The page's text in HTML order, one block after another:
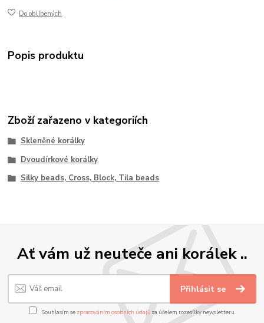
Do oblíbených
Popis produktu
Zboží zařazeno v kategoriích
Skleněné korálky
Dvoudírkové korálky
Silky beads, Cross, Block, Tila beads
Ať vám už neuteče ani korálek ..
Přihlásit se
Souhlasím se zpracováním osobních údajůza účelem rozesílky newsletteru.